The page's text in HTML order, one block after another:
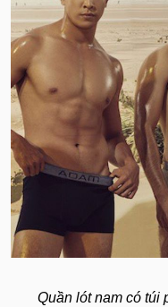
Quần lót nam có túi